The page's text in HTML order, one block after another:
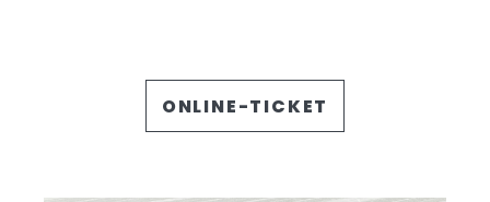
ONLINE-TICKET